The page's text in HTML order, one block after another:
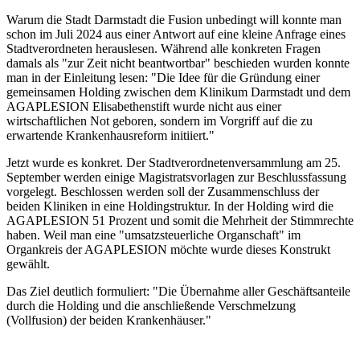
Warum die Stadt Darmstadt die Fusion unbedingt will konnte man
schon im Juli 2024 aus einer Antwort auf eine kleine Anfrage eines
Stadtverordneten herauslesen. Während alle konkreten Fragen
damals als "zur Zeit nicht beantwortbar" beschieden wurden konnte
man in der Einleitung lesen: "Die Idee für die Gründung einer
gemeinsamen Holding zwischen dem Klinikum Darmstadt und dem
AGAPLESION Elisabethenstift wurde nicht aus einer
wirtschaftlichen Not geboren, sondern im Vorgriff auf die zu
erwartende Krankenhausreform initiiert."
Jetzt wurde es konkret. Der Stadtverordnetenversammlung am 25.
September werden einige Magistratsvorlagen zur Beschlussfassung
vorgelegt. Beschlossen werden soll der Zusammenschluss der
beiden Kliniken in eine Holdingstruktur. In der Holding wird die
AGAPLESION 51 Prozent und somit die Mehrheit der Stimmrechte
haben. Weil man eine "umsatzsteuerliche Organschaft" im
Organkreis der AGAPLESION möchte wurde dieses Konstrukt
gewählt.
Das Ziel deutlich formuliert: "Die Übernahme aller Geschäftsanteile
durch die Holding und die anschließende Verschmelzung
(Vollfusion) der beiden Krankenhäuser."